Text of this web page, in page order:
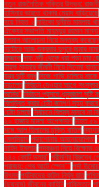
নতুন রাজনৈতিক শক্তির উদ্ভব:
হাসিনার ভারতে থাকার মেয়াদ বাড়িয়েছে
হয়ে নিহত ২ নাইকো দুর্নীতি মামলায়
ঐক্যের সভাপতি মাহমুদুর রহমান
চলমান আলোচনা নিয়ে মন্তব্য
নাটোরে আজ শুক্রবার দুপুরে জুমার
রাজ্জাক নাফ নদী থেকে ধরা পড়া চার
নায়ক মান্নার জীবনী নিয়ে সিনেমা
যন্ত্র দুটি বন্ধ নিজে গাড়ি চালিয়ে
নাচলেন নির্বাচন দেওয়ার আগে
আমির" নির্বাচন প্রসঙ্গে ধূম্রজাল
বিলম্বিত করার চেষ্টা জনগণ সহ্য
চেষ্টা চলছে নির্বাচনে বিলম্ব মানবে না
২০ হাজার মামলা অপেক্ষমাণ নিহত
সঙ্গে আল হিলালের চুক্তি বাতিল
সেলসিয়াস পড়াশোনায় অমনোযোগিতা
নাহিদ ইসলাম পদবঞ্চনা নিয়ে বিক্ষোভ ও
২৪২ কোটি ডলার" পরীমণির বিরুদ্ধে
পরাজয়; শেষ আটে স্পেন"" পর্দা
উৎসব পর্যটকদের কাটল নির্ঘুম রাত
(ছদ্মনাম) জীবনের কাহিনি পাকিস্তান